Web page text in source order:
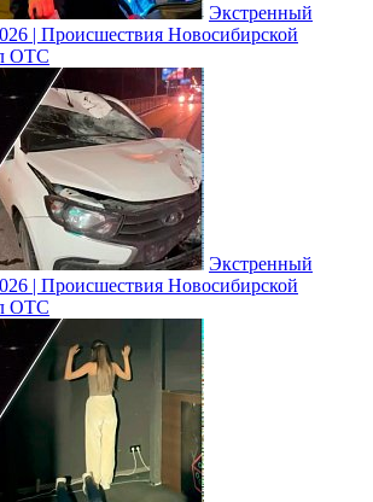
Экстренный
| Происшествия Новосибирской
ОТС
Экстренный
| Происшествия Новосибирской
ОТС